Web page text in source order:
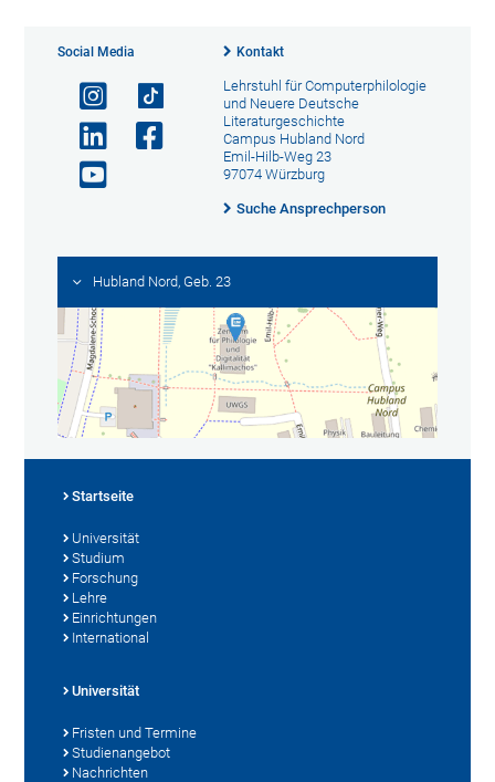
Social Media Kontakt
Lehrstuhl für Computerphilologie
und Neuere Deutsche
Literaturgeschichte
Campus Hubland Nord
Emil-Hilb-Weg 23
97074 Würzburg
Suche Ansprechperson
Hubland Nord, Geb. 23
Startseite
Universität
Studium
Forschung
Lehre
Einrichtungen
International
Universität
Fristen und Termine
Studienangebot
Nachrichten